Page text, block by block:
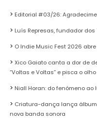
Editorial #03/26:
Luís Represas, fundador
O Indie Music Fest 2026
Xico Gaiato canta a dor de
“Voltas e Voltas” e pisca o
Niall Horan: do fenómeno ao
Criatura-dança lança álbum
nova banda sonora